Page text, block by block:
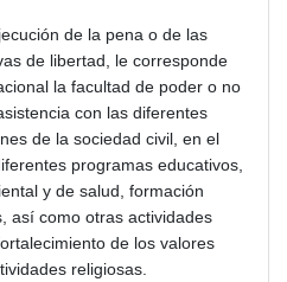
de la pena o de las
de libertad, le corresponde
la facultad de poder o no
con las diferentes
de la sociedad civil, en el
programas educativos,
y de salud, formación
así como otras actividades
de los valores
religiosas.